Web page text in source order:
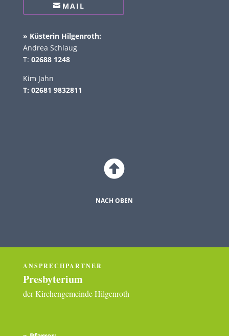
MAIL
» Küsterin Hilgenroth:
Andrea Schlaug
T: 02688 1248
Kim Jahn
T: 02681 9832811

NACH OBEN
ANSPRECHPARTNER
Presbyterium
der Kirchengemeinde Hilgenroth